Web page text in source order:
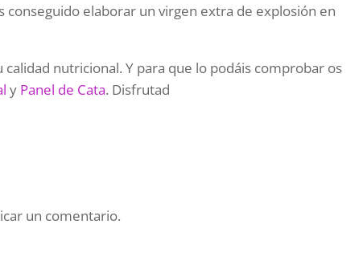
conseguido elaborar un virgen extra de explosión en
nutricional. Y para que lo podáis comprobar os
y Panel de Cata. Disfrutad
un comentario.